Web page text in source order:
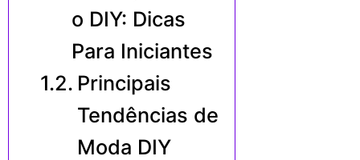
o DIY: Dicas
Para Iniciantes
Principais
Tendências de
Moda DIY